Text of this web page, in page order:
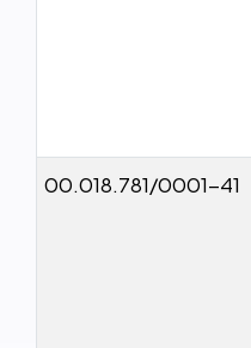
00.018.781/0001-41